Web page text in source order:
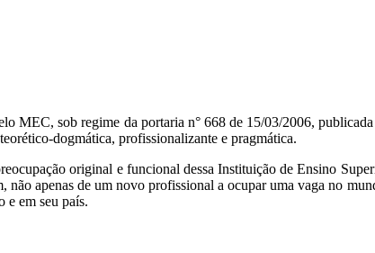
MEC, sob regime da portaria n° 668 de 15/03/2006,
dogmática, profissionalizante e pragmática.
original e funcional dessa Instituição de Ensino
apenas de um novo profissional a ocupar uma vaga no
e em seu país.